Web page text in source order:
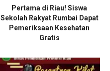
Pertama di Riau! Siswa
Sekolah Rakyat Rumbai Dapat
Pemeriksaan Kesehatan
Gratis